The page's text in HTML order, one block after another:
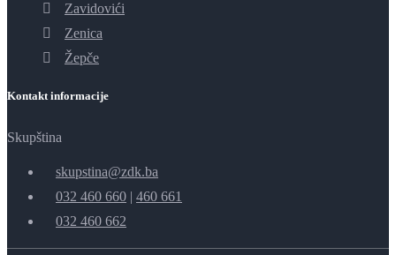
Zavidovići
Zenica
Žepče
Kontakt informacije
Skupština
skupstina@zdk.ba
032 460 660 | 460 661
032 460 662